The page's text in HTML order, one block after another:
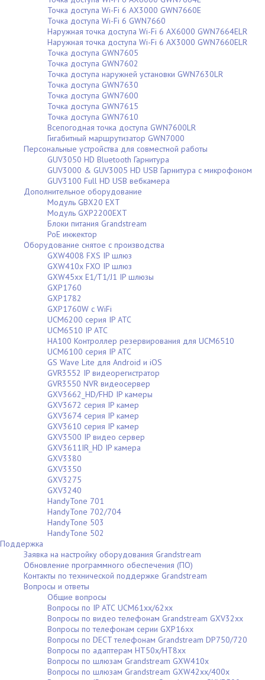
Точка доступа Wi-Fi 6 AX3000 GWN7660E
Точка доступа Wi-Fi 6 GWN7660
Наружная точка доступа Wi-Fi 6 AX6000 GWN7664ELR
Наружная точка доступа Wi-Fi 6 AX3000 GWN7660ELR
Точка доступа GWN7605
Точка доступа GWN7602
Точка доступа наружней установки GWN7630LR
Точка доступа GWN7630
Точка доступа GWN7600
Точка доступа GWN7615
Точка доступа GWN7610
Всепогодная точка доступа GWN7600LR
Гигабитный маршрутизатор GWN7000
Персональные устройства для совместной работы
GUV3050 HD Bluetooth Гарнитура
GUV3000 & GUV3005 HD USB Гарнитура с микрофоном
GUV3100 Full HD USB вебкамера
Дополнительное оборудование
Модуль GBX20 EXT
Модуль GXP2200EXT
Блоки питания Grandstream
PoE инжектор
Оборудование снятое с производства
GXW4008 FXS IP шлюз
GXW410x FXO IP шлюз
GXW45xx E1/T1/J1 IP шлюзы
GXP1760
GXP1782
GXP1760W c WiFi
UCM6200 серия IP АТС
UCM6510 IP АТС
HA100 Контроллер резервирования для UCM6510
UCM6100 серия IP АТС
GS Wave Lite для Android и iOS
GVR3552 IP видеорегистратор
GVR3550 NVR видеосервер
GXV3662_HD/FHD IP камеры
GXV3672 серия IP камер
GXV3674 серия IP камер
GXV3610 серия IP камер
GXV3500 IP видео сервер
GXV3611IR_HD IP камера
GXV3380
GXV3350
GXV3275
GXV3240
HandyTone 701
HandyTone 702/704
HandyTone 503
HandyTone 502
Поддержка
Заявка на настройку оборудования Grandstream
Обновление программного обеспечения (ПО)
Контакты по технической поддержке Grandstream
Вопросы и ответы
Общие вопросы
Вопросы по IP АТС UCM61xx/62xx
Вопросы по видео телефонам Grandstream GXV32xx
Вопросы по телефонам серии GXP16xx
Вопросы по DECT телефонам Grandstream DP750/720
Вопросы по адаптерам НТ50х/HT8xx
Вопросы по шлюзам Grandstream GXW410x
Вопросы по шлюзам Grandstream GXW42xx/400x